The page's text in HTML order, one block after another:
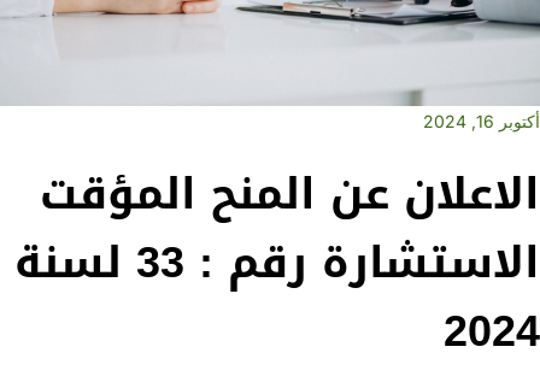
أكتوبر 16, 2024
الاعلان عن المنح المؤقت
الاستشارة رقم : 33 لسنة
2024